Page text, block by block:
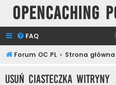
Opencaching
FAQ
Forum OC PL Strona główna
Usuń ciasteczka witryny